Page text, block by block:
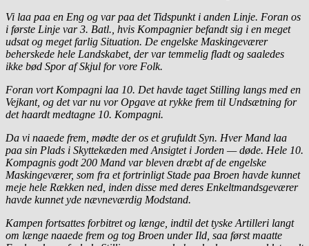
Vi laa paa en Eng og var paa det Tidspunkt i anden Linje. Foran os
i første Linje var 3. Batl., hvis Kompagnier befandt sig i en meget
udsat og meget farlig Situation. De engelske Maskingeværer
beherskede hele Landskabet, der var temmelig fladt og saaledes
ikke bød Spor af Skjul for vore Folk.
Foran vort Kompagni laa 10. Det havde taget Stilling langs med en
Vejkant, og det var nu vor Opgave at rykke frem til Undsætning for
det haardt medtagne 10. Kompagni.
Da vi naaede frem, mødte der os et grufuldt Syn. Hver Mand laa
paa sin Plads i Skyttekæden med Ansigtet i Jorden — døde. Hele 10.
Kompagnis godt 200 Mand var bleven dræbt af de engelske
Maskingeværer, som fra et fortrinligt Stade paa Broen havde kunnet
meje hele Rækken ned, inden disse med deres Enkeltmandsgeværer
havde kunnet yde nævneværdig Modstand.
Kampen fortsattes forbitret og længe, indtil det tyske Artilleri langt
om længe naaede frem og tog Broen under Ild, saa først maatte